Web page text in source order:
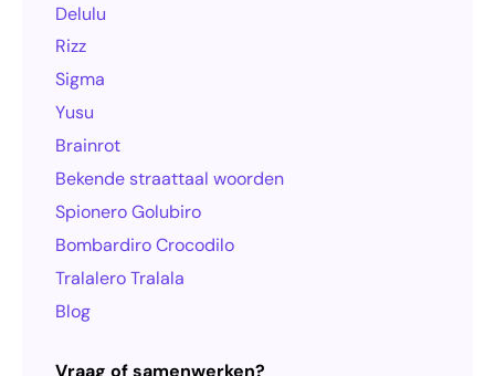
Delulu
Rizz
Sigma
Yusu
Brainrot
Bekende straattaal woorden
Spionero Golubiro
Bombardiro Crocodilo
Tralalero Tralala
Blog
Vraag of samenwerken?